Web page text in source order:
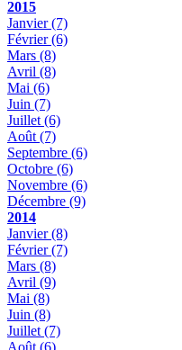
2015
Janvier(7)
Février(6)
Mars (8)
Avril (8)
Mai (6)
Juin (7)
Juillet (6)
Août (7)
Septembre (6)
Octobre (6)
Novembre (6)
Décembre (9)
2014
Janvier(8)
Février(7)
Mars (8)
Avril (9)
Mai (8)
Juin (8)
Juillet (7)
Août (6)